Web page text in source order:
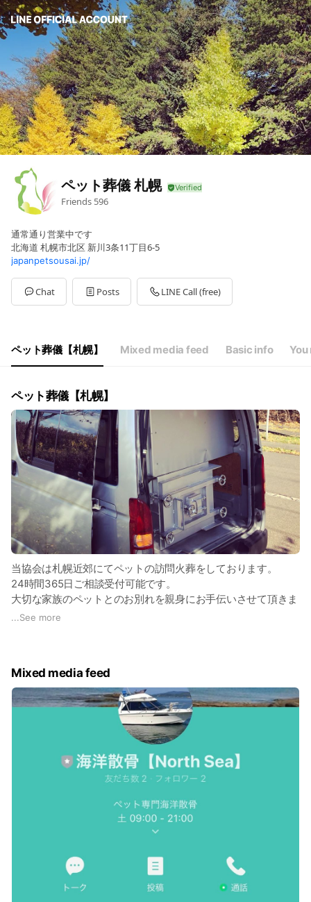
ペット葬儀 札幌
Friends 596
通常通り営業中です
北海道 札幌市北区 新川3条11丁目6-5
japanpetsousai.jp/
Chat Posts LINE Call (free)
ペット葬儀【札幌】 Mixed media feed Basic info
ペット葬儀【札幌】
当協会は札幌近郊にてペットの訪問火葬をしております。
24時間365日ご相談受付可能です。
大切な家族のペットとのお別れを親身にお手伝いさせて頂きま
す。
...See more
Mixed media feed